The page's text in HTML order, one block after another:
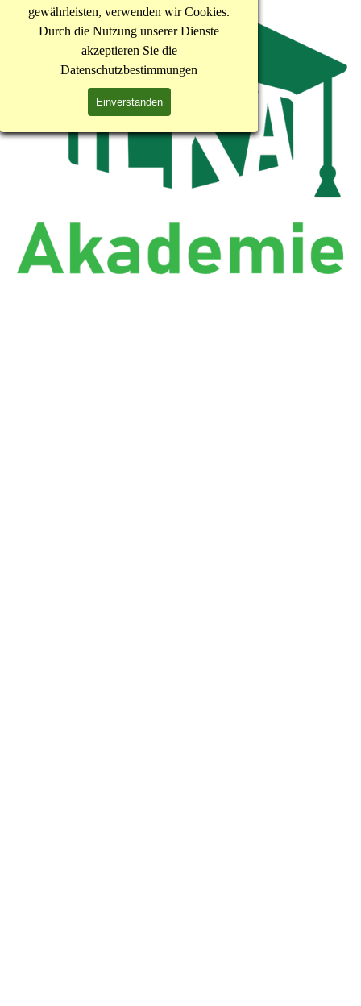
gewährleisten, verwenden wir Cookies.
Durch die Nutzung unserer Dienste
akzeptieren Sie die
Datenschutzbestimmungen
Einverstanden